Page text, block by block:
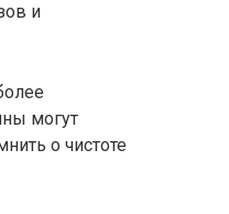
и
могут
о чистоте